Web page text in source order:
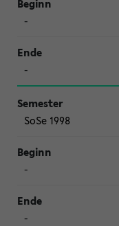
-
-
SoSe 1998
-
-